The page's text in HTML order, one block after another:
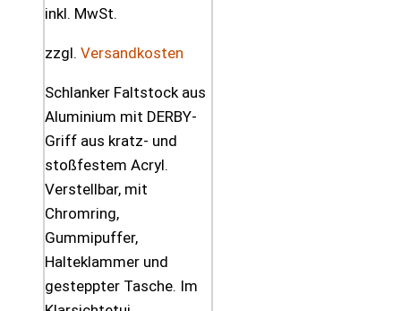
inkl. MwSt.
zzgl. Versandkosten
Schlanker Faltstock aus
Aluminium mit DERBY-
Griff aus kratz- und
stoßfestem Acryl.
Verstellbar, mit
Chromring,
Gummipuffer,
Halteklammer und
gesteppter Tasche. Im